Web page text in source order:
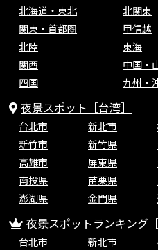
北海道・東北
北関東
関東・首都圏
甲信越
北陸
東海
関西
中国・
四国
九州・
夜景スポット［台湾］
台北市 新北市
新竹市
新竹県
高雄市
屏東県
南投県
苗栗県
澎湖県
金門県
夜景スポットランキング［
台北市 新北市